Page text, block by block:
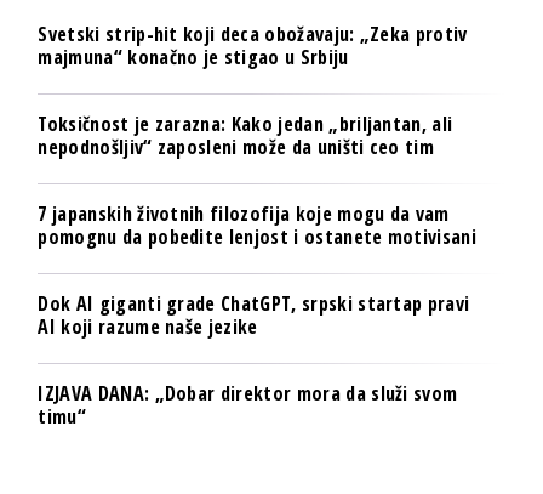
Svetski strip-hit koji deca obožavaju: „Zeka protiv
majmuna“ konačno je stigao u Srbiju
Toksičnost je zarazna: Kako jedan „briljantan, ali
nepodnošljiv“ zaposleni može da uništi ceo tim
7 japanskih životnih filozofija koje mogu da vam
pomognu da pobedite lenjost i ostanete motivisani
Dok AI giganti grade ChatGPT, srpski startap pravi
AI koji razume naše jezike
IZJAVA DANA: „Dobar direktor mora da služi svom
timu“